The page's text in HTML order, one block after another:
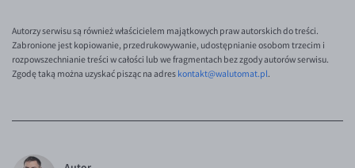
USD/CHF
GBP/CHF
Autorzy serwisu są również właścicielem majątkowych praw autorskich do treści.
Zabronione jest kopiowanie, przedrukowywanie, udostępnianie osobom trzecim i
rozpowszechnianie treści w całości lub we fragmentach bez zgody autorów serwisu.
Zgodę taką można uzyskać pisząc na adres kontakt@walutomat.pl.